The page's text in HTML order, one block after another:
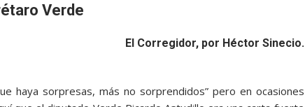
Verde
El Corregidor, por Héctor Sinecio.
haya sorpresas, más no sorprendidos” pero en ocasiones